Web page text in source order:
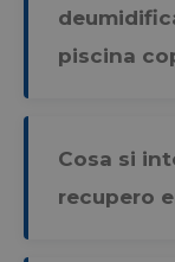
piscina
Cosa si
recupero